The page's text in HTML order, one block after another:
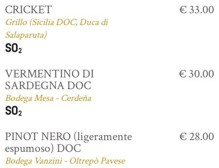
CRICKET
Grillo (Sicilia DOC, Duca di
Salaparuta)
€ 33.00
VERMENTINO DI
SARDEGNA DOC
Bodega Mesa - Cerdeña
€ 30.00
PINOT NERO (ligeramente
espumoso) DOC
Bodega Vanzini - Oltrepò Pavese
€ 28.00